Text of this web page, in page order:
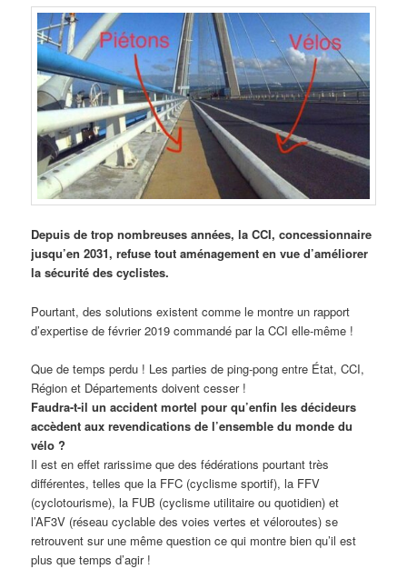
Depuis de trop nombreuses années, la CCI, concessionnaire
jusqu’en 2031, refuse tout aménagement en vue d’améliorer
la sécurité des cyclistes.
Pourtant, des solutions existent comme le montre un rapport
d’expertise de février 2019 commandé par la CCI elle-même !
Que de temps perdu ! Les parties de ping-pong entre État, CCI,
Région et Départements doivent cesser !
Faudra-t-il un accident mortel pour qu’enfin les décideurs
accèdent aux revendications de l’ensemble du monde du
vélo ?
Il est en effet rarissime que des fédérations pourtant très
différentes, telles que la FFC (cyclisme sportif), la FFV
(cyclotourisme), la FUB (cyclisme utilitaire ou quotidien) et
l’AF3V (réseau cyclable des voies vertes et véloroutes) se
retrouvent sur une même question ce qui montre bien qu’il est
plus que temps d’agir !